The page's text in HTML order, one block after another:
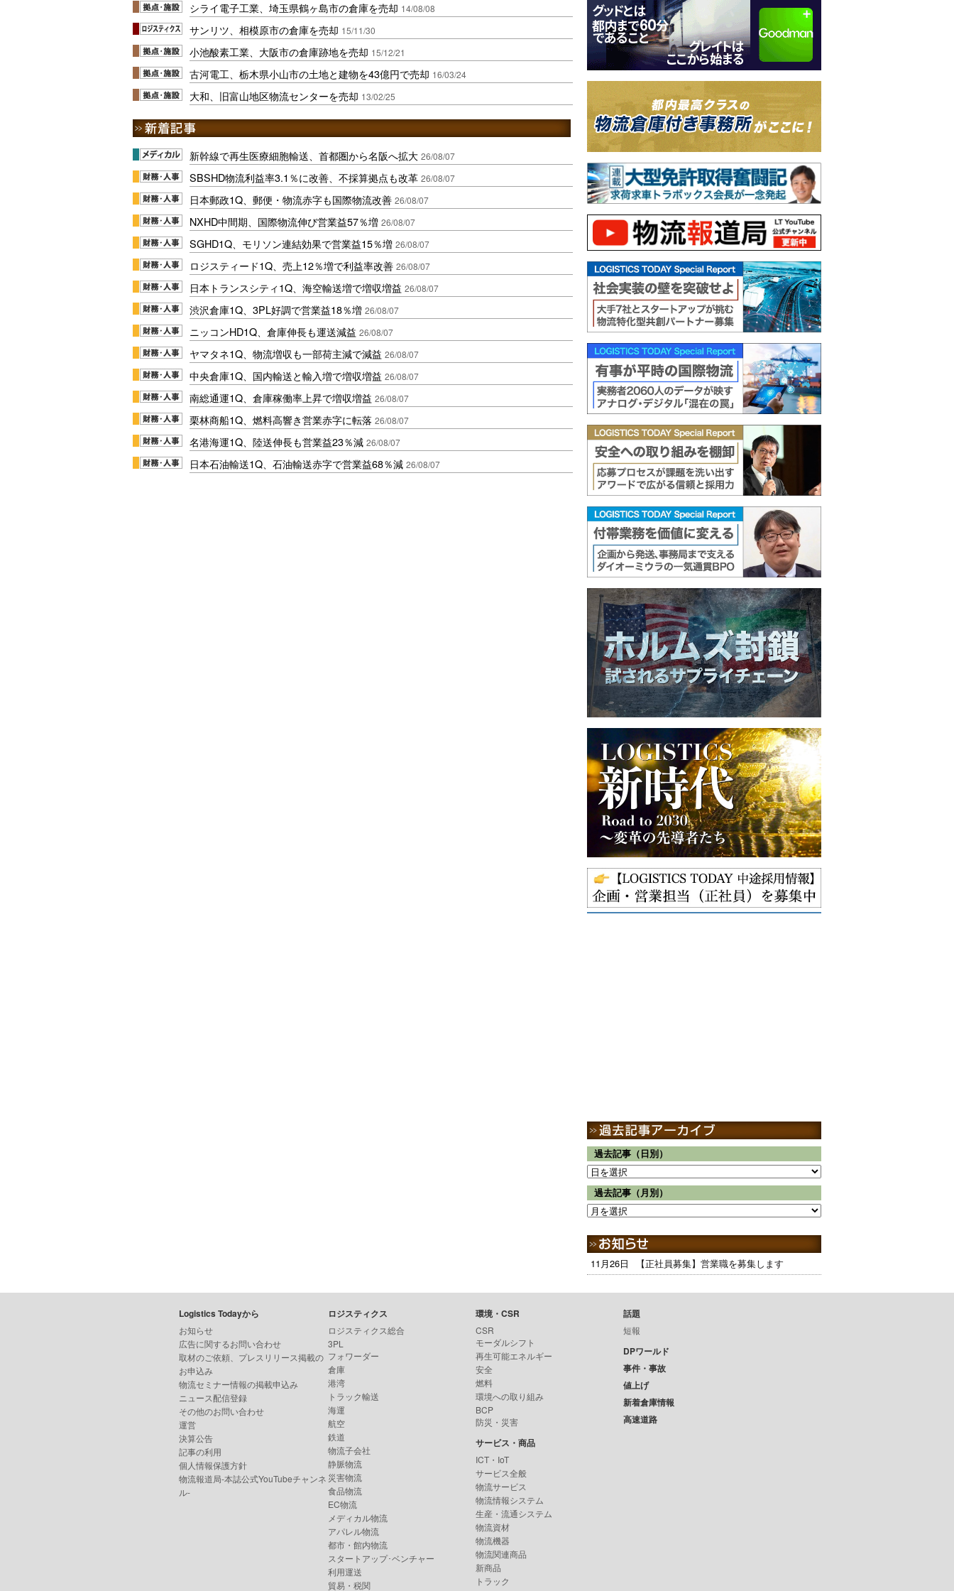
シライ電子工業、埼玉県鶴ヶ島市の倉庫を売却 14/08/08
サンリツ、相模原市の倉庫を売却 15/11/30
小池酸素工業、大阪市の倉庫跡地を売却 15/12/21
古河電工、栃木県小山市の土地と建物を43億円で売却 16/03/24
大和、旧富山地区物流センターを売却 13/02/25
新幹線で再生医療細胞輸送、首都圏から名阪へ拡大 26/08/07
SBSHD物流利益率3.1％に改善、不採算拠点も改革 26/08/07
日本郵政1Q、郵便・物流赤字も国際物流改善 26/08/07
NXHD中間期、国際物流伸び営業益57％増 26/08/07
SGHD1Q、モリソン連結効果で営業益15％増 26/08/07
ロジスティード1Q、売上12％増で利益率改善 26/08/07
日本トランスシティ1Q、海空輸送増で増収増益 26/08/07
渋沢倉庫1Q、3PL好調で営業益18％増 26/08/07
ニッコンHD1Q、倉庫伸長も運送減益 26/08/07
ヤマタネ1Q、物流増収も一部荷主減で減益 26/08/07
中央倉庫1Q、国内輸送と輸入増で増収増益 26/08/07
南総通運1Q、倉庫稼働率上昇で増収増益 26/08/07
栗林商船1Q、燃料高響き営業赤字に転落 26/08/07
名港海運1Q、陸送伸長も営業益23％減 26/08/07
日本石油輸送1Q、石油輸送赤字で営業益68％減 26/08/07
過去記事（日別）
過去記事（月別）
11月26日 【正社員募集】営業職を募集します
Logistics Todayから
お知らせ
広告に関するお問い合わせ
取材のご依頼、プレスリリース掲載の
お申込み
物流セミナー情報の掲載申込み
ニュース配信登録
その他のお問い合わせ
運営
決算公告
記事の利用
個人情報保護方針
物流報道局-本誌公式YouTubeチャンネ
ル-
ロジスティクス
ロジスティクス総合
3PL
フォワーダー
倉庫
港湾
トラック輸送
海運
航空
鉄道
物流子会社
静脈物流
災害物流
食品物流
EC物流
メディカル物流
アパレル物流
都市・館内物流
スタートアップ･ベンチャー
利用運送
貿易・税関
環境・CSR
CSR
モーダルシフト
再生可能エネルギー
安全
燃料
環境への取り組み
BCP
防災・災害
サービス・商品
ICT・IoT
サービス全般
物流サービス
物流情報システム
生産・流通システム
物流資材
物流機器
物流関連商品
新商品
トラック
話題
短報
DPワールド
事件・事故
値上げ
新着倉庫情報
高速道路